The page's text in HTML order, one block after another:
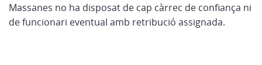
Massanes no ha disposat de cap càrrec de confiança ni
de funcionari eventual amb retribució assignada.